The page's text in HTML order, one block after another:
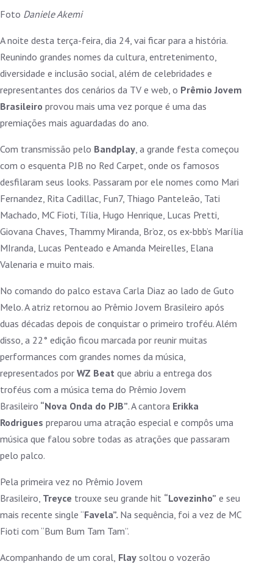
Foto Daniele Akemi
A noite desta terça-feira, dia 24, vai ficar para a história.
Reunindo grandes nomes da cultura, entretenimento,
diversidade e inclusão social, além de celebridades e
representantes dos cenários da TV e web, o Prêmio Jovem
Brasileiro provou mais uma vez porque é uma das
premiações mais aguardadas do ano.
Com transmissão pelo Bandplay, a grande festa começou
com o esquenta PJB no Red Carpet, onde os famosos
desfilaram seus looks. Passaram por ele nomes como Mari
Fernandez, Rita Cadillac, Fun7, Thiago Panteleão, Tati
Machado, MC Fioti, Tília, Hugo Henrique, Lucas Pretti,
Giovana Chaves, Thammy Miranda, Br’oz, os ex-bbb’s Marília
MIranda, Lucas Penteado e Amanda Meirelles, Elana
Valenaria e muito mais.
No comando do palco estava Carla Diaz ao lado de Guto
Melo. A atriz retornou ao Prêmio Jovem Brasileiro após
duas décadas depois de conquistar o primeiro troféu. Além
disso, a 22° edição ficou marcada por reunir muitas
performances com grandes nomes da música,
representados por WZ Beat que abriu a entrega dos
troféus com a música tema do Prêmio Jovem
Brasileiro “Nova Onda do PJB”. A cantora Erikka
Rodrigues preparou uma atração especial e compôs uma
música que falou sobre todas as atrações que passaram
pelo palco.
Pela primeira vez no Prêmio Jovem
Brasileiro, Treyce trouxe seu grande hit “Lovezinho” e seu
mais recente single “Favela”. Na sequência, foi a vez de MC
Fioti com “Bum Bum Tam Tam”.
Acompanhando de um coral, Flay soltou o vozerão